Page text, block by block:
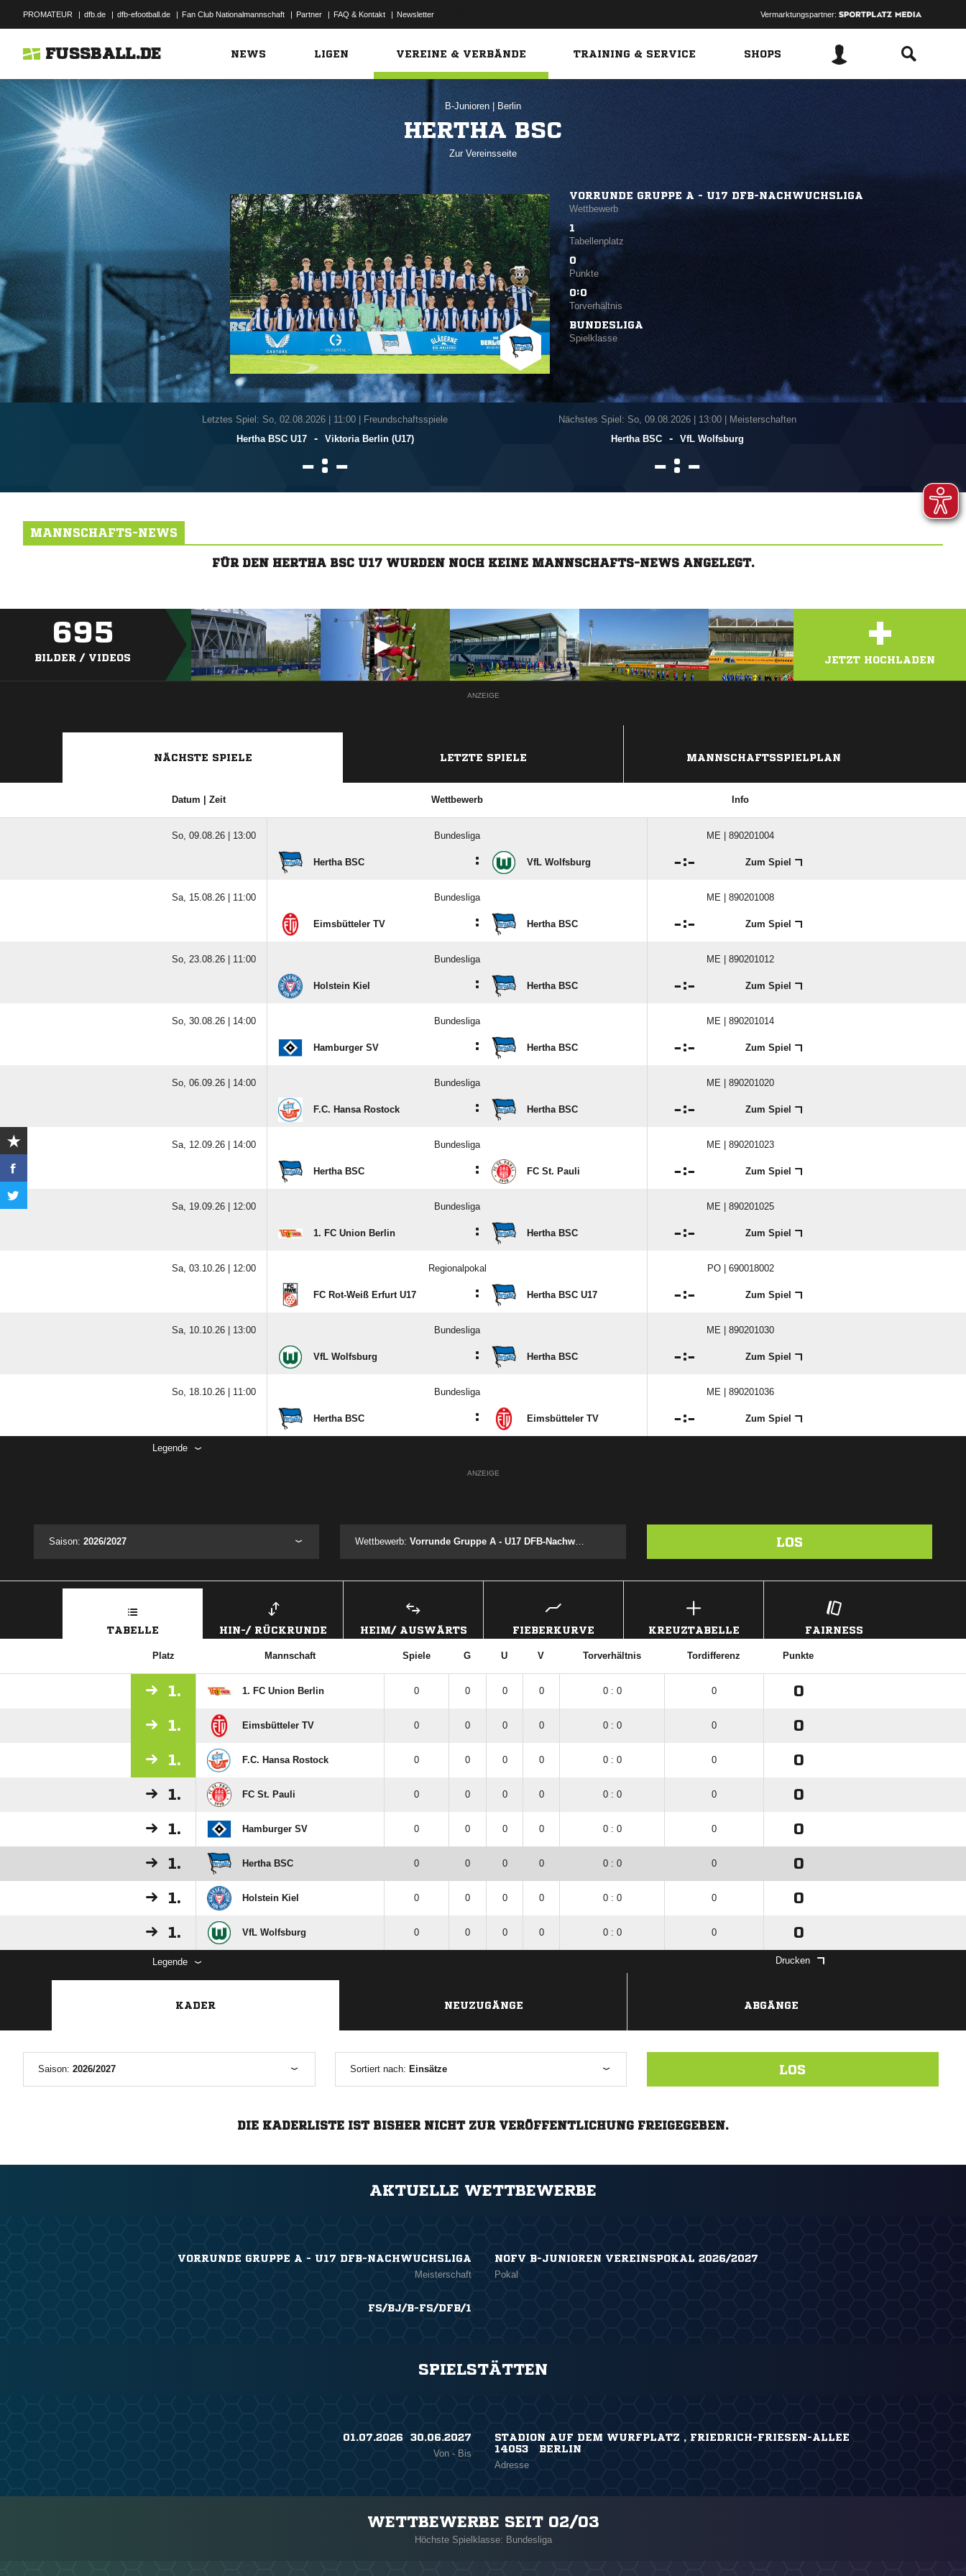
PROMATEUR | dfb.de | dfb-efootball.de | Fan Club Nationalmannschaft | Partner | FAQ & Kontakt | Newsletter Vermarktungspartner:
FUSSBALL.DE NEWS LIGEN VEREINE & VERBÄNDE TRAINING & SERVICE SHOPS
B-Junioren Berlin
HERTHA BSC
Zur Vereinsseite
VORRUNDE GRUPPE A - U17 DFB-NACHWUCHSLIGA
Wettbewerb
1
Tabellenplatz
0
Punkte
0:0
Torverhältnis
BUNDESLIGA
Spielklasse
Letztes Spiel: So, 02.08.2026
11:00 | Freundschaftsspiele
Hertha BSC U17
- Viktoria Berlin (U17)
 : 
Nächstes Spiel: So, 09.08.2026| 13:00 | Meisterschaften
Hertha BSC
- VfL Wolfsburg
 : 
MANNSCHAFTS-NEWS
FÜR DEN HERTHA BSC U17 WURDEN NOCH KEINE MANNSCHAFTS-NEWS ANGELEGT.
695
BILDER / VIDEOS +
JETZT HOCHLADEN
ANZEIGE
NÄCHSTE SPIELE LETZTE SPIELE MANNSCHAFTSSPIELPLAN
Datum | Zeit Wettbewerb Info
So, 09.08.26 | 13:00 Bundesliga ME | 890201004
Hertha BSC : VfL Wolfsburg : Zum Spiel
Sa, 15.08.26 | 11:00 Bundesliga ME | 890201008
Eimsbütteler TV : Hertha BSC : Zum Spiel
So, 23.08.26 | 11:00 Bundesliga ME | 890201012
Holstein Kiel : Hertha BSC : Zum Spiel
So, 30.08.26 | 14:00 Bundesliga ME | 890201014
Hamburger SV : Hertha BSC : Zum Spiel
So, 06.09.26 | 14:00 Bundesliga ME | 890201020
F.C. Hansa Rostock : Hertha BSC : Zum Spiel
Sa, 12.09.26 | 14:00 Bundesliga ME | 890201023
Hertha BSC : FC St. Pauli : Zum Spiel
Sa, 19.09.26 | 12:00 Bundesliga ME | 890201025
1. FC Union Berlin : Hertha BSC : Zum Spiel
Sa, 03.10.26 | 12:00 Regionalpokal PO | 690018002
FC Rot-Weiß Erfurt U17 : Hertha BSC U17 : Zum Spiel
Sa, 10.10.26 | 13:00 Bundesliga ME | 890201030
VfL Wolfsburg : Hertha BSC : Zum Spiel
So, 18.10.26 | 11:00 Bundesliga ME | 890201036
Hertha BSC : Eimsbütteler TV : Zum Spiel
Legende
ANZEIGE
Saison: 2026/2027 Wettbewerb:Vorrunde Gruppe A - U17 DFB-Nachwuchsliga LOS
TABELLE HIN-/ RÜCKRUNDE HEIM/ AUSWÄRTS FIEBERKURVE KREUZTABELLE FAIRNESS
Platz Mannschaft Spiele G U V Torverhältnis Tordifferenz Punkte
1. 1. FC Union Berlin 0 0 0 0 0 : 0 0 0
1. Eimsbütteler TV 0 0 0 0 0 : 0 0 0
1. F.C. Hansa Rostock 0 0 0 0 0 : 0 0 0
1. FC St. Pauli 0 0 0 0 0 : 0 0 0
1. Hamburger SV 0 0 0 0 0 : 0 0 0
1. Hertha BSC 0 0 0 0 0 : 0 0 0
1. Holstein Kiel 0 0 0 0 0 : 0 0 0
1. VfL Wolfsburg 0 0 0 0 0 : 0 0 0
Legende Drucken
KADER NEUZUGÄNGE ABGÄNGE
Saison: 2026/2027 Sortiert nach: Einsätze LOS
DIE KADERLISTE IST BISHER NICHT ZUR VERÖFFENTLICHUNG FREIGEGEBEN.
AKTUELLE WETTBEWERBE
VORRUNDE GRUPPE A - U17 DFB-NACHWUCHSLIGA
Meisterschaft
NOFV B-JUNIOREN VEREINSPOKAL 2026/2027
Pokal
FS/BJ/B-FS/DFB/1
SPIELSTÄTTEN
01.07.2026 ​ 30.06.2027
Von - Bis
STADION AUF DEM WURFPLATZ , FRIEDRICH-FRIESEN-ALLEE
14053 BERLIN
Adresse
WETTBEWERBE SEIT 02/03
Höchste Spielklasse: Bundesliga